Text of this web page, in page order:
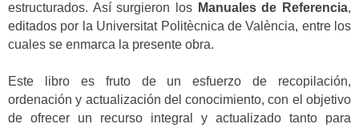
estructurados. Así surgieron los Manuales de Referencia,
editados por la Universitat Politècnica de València, entre los
cuales se enmarca la presente obra.
Este libro es fruto de un esfuerzo de recopilación,
ordenación y actualización del conocimiento, con el objetivo
de ofrecer un recurso integral y actualizado tanto para